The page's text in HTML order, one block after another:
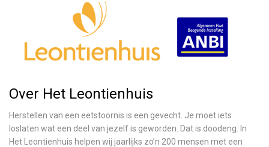
Over Het Leontienhuis
Herstellen van een eetstoornis is een gevecht. Je moet iets
loslaten wat een deel van jezelf is geworden. Dat is doodeng. In
Het Leontienhuis helpen wij jaarlijks zo’n 200 mensen met een